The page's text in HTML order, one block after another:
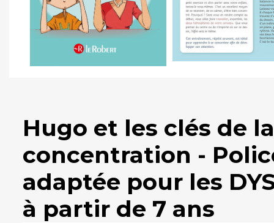
Hugo et les clés de la
concentration -
adaptée pour les
à partir de 7 ans